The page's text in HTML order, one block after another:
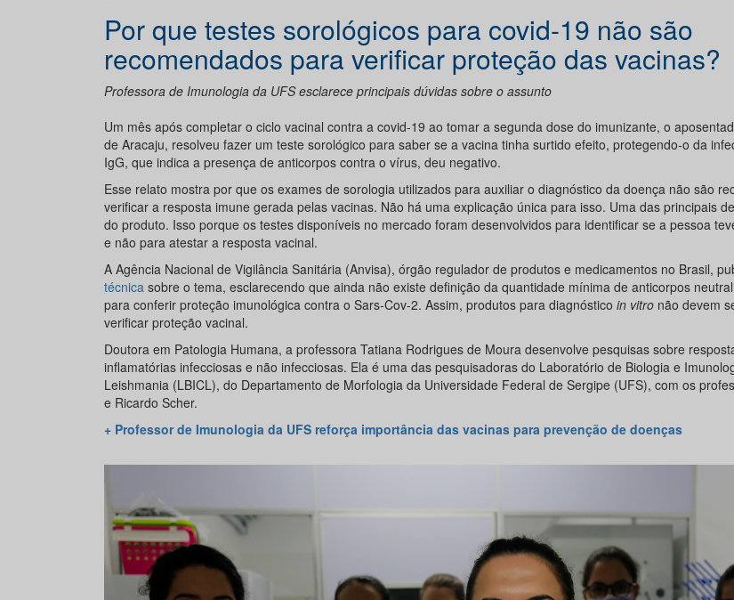
Por que testes sorológicos para covid-19 não são
recomendados para verificar proteção das vacinas?
Professora de Imunologia da UFS esclarece principais dúvidas sobre o assunto
Um mês após completar o ciclo vacinal contra a covid-19 ao tomar a segunda dose do imunizante, o
de Aracaju, resolveu fazer um teste sorológico para saber se a vacina tinha surtido efeito, protegendo-o da
IgG, que indica a presença de anticorpos contra o vírus, deu negativo.
Esse relato mostra por que os exames de sorologia utilizados para auxiliar o diagnóstico da doença não são
verificar a resposta imune gerada pelas vacinas. Não há uma explicação única para isso. Uma das principais
do produto. Isso porque os testes disponíveis no mercado foram desenvolvidos para identificar se a pessoa
e não para atestar a resposta vacinal.
A Agência Nacional de Vigilância Sanitária (Anvisa), órgão regulador de produtos e medicamentos no Brasil,
técnica sobre o tema, esclarecendo que ainda não existe definição da quantidade mínima de anticorpos
para conferir proteção imunológica contra o Sars-Cov-2. Assim, produtos para diagnóstico in vitro não devem
verificar proteção vacinal.
Doutora em Patologia Humana, a professora Tatiana Rodrigues de Moura desenvolve pesquisas sobre
inflamatórias infecciosas e não infecciosas. Ela é uma das pesquisadoras do Laboratório de Biologia e
Leishmania (LBICL), do Departamento de Morfologia da Universidade Federal de Sergipe (UFS), com os
e Ricardo Scher.
+ Professor de Imunologia da UFS reforça importância das vacinas para prevenção de doenças